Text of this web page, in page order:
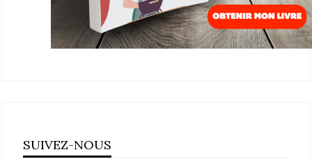
SUIVEZ-NOUS